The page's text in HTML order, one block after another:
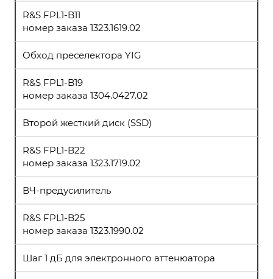
R&S FPL1-B11
номер заказа 1323.1619.02
Обход преселектора YIG
R&S FPL1-B19
номер заказа 1304.0427.02
Второй жесткий диск (SSD)
R&S FPL1-B22
номер заказа 1323.1719.02
ВЧ-предусилитель
R&S FPL1-B25
номер заказа 1323.1990.02
Шаг 1 дБ для электронного аттенюатора